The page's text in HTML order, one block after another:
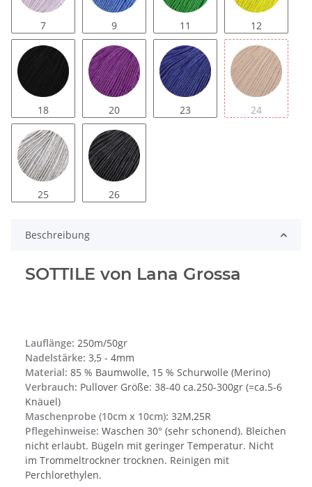
7 9 11 12
18 20 23 24
25 26
Beschreibung
SOTTILE von Lana Grossa
Lauflänge: 250m/50gr
Nadelstärke: 3,5 - 4mm
Material: 85 % Baumwolle, 15 % Schurwolle (Merino)
Verbrauch: Pullover Größe: 38-40 ca.250-300gr (=ca.5-6
Knäuel)
Maschenprobe (10cm x 10cm): 32M,25R
Pflegehinweise: Waschen 30° (sehr schonend). Bleichen
nicht erlaubt. Bügeln mit geringer Temperatur. Nicht
im Trommeltrockner trocknen. Reinigen mit
Perchlorethylen.